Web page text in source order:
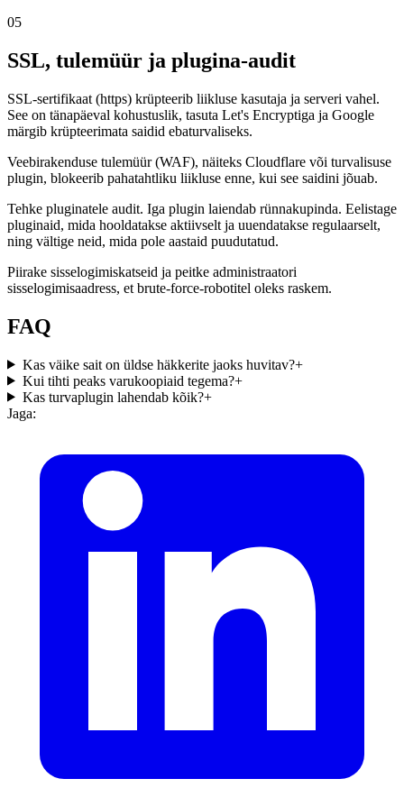
05
SSL, tulemüür ja plugina-audit
SSL-sertifikaat (https) krüpteerib liikluse kasutaja ja serveri vahel.
See on tänapäeval kohustuslik, tasuta Let's Encryptiga ja Google
märgib krüpteerimata saidid ebaturvaliseks.
Veebirakenduse tulemüür (WAF), näiteks Cloudflare või turvalisuse
plugin, blokeerib pahatahtliku liikluse enne, kui see saidini jõuab.
Tehke pluginatele audit. Iga plugin laiendab rünnakupinda. Eelistage
pluginaid, mida hooldatakse aktiivselt ja uuendatakse regulaarselt,
ning vältige neid, mida pole aastaid puudutatud.
Piirake sisselogimiskatseid ja peitke administraatori
sisselogimisaadress, et brute-force-robotitel oleks raskem.
FAQ
Kas väike sait on üldse häkkerite jaoks huvitav?+
Kui tihti peaks varukoopiaid tegema?+
Kas turvaplugin lahendab kõik?+
Jaga: